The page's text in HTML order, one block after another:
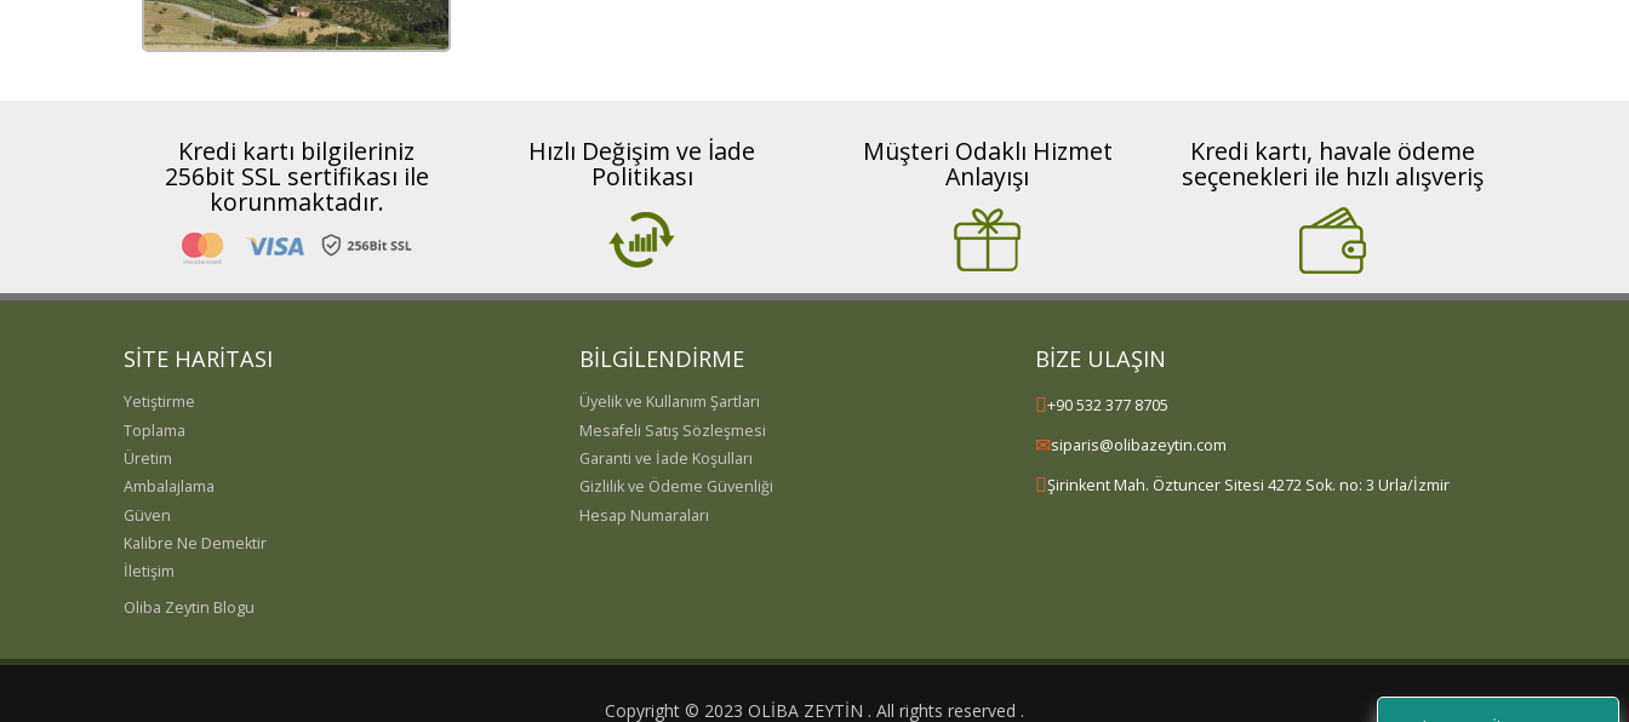
Kredi kartı bilgileriniz
256bit SSL sertifikası ile
korunmaktadır.
Hızlı Değişim ve İade
Politikası
Müşteri Odaklı Hizmet
Anlayışı
Kredi kartı, havale ödeme
seçenekleri ile hızlı alışveriş
SİTE HARİTASI
Yetiştirme
Toplama
Üretim
Ambalajlama
Güven
Kalibre Ne Demektir
İletişim
Oliba Zeytin Blogu
BİLGİLENDİRME
Üyelik ve Kullanım Şartları
Mesafeli Satış Sözleşmesi
Garanti ve İade Koşulları
Gizlilik ve Ödeme Güvenliği
Hesap Numaraları
BİZE ULAŞIN
+90 532 377 8705
siparis@olibazeytin.com
Şirinkent Mah. Öztuncer Sitesi 4272 Sok. no: 3 Urla/İzmir
Copyright © 2023 OLİBA ZEYTİN . All rights reserved .